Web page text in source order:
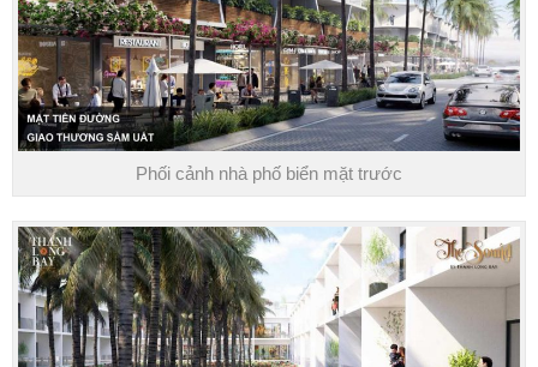
Phối cảnh nhà phố biển mặt trước